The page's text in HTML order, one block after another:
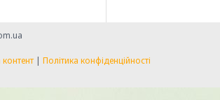
| Політика конфіденційності